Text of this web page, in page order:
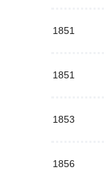
1851
1851
1853
1856